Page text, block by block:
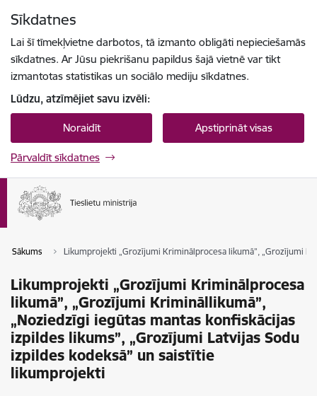
Sīkdatnes
Lai šī tīmekļvietne darbotos, tā izmanto obligāti nepieciešamās
sīkdatnes. Ar Jūsu piekrišanu papildus šajā vietnē var tikt
izmantotas statistikas un sociālo mediju sīkdatnes.
Lūdzu, atzīmējiet savu izvēli:
Noraidīt Apstiprināt visas
Pārvaldīt sīkdatnes
Sākums Likumprojekti „Grozījumi Kriminālprocesa likumā”, „Grozījumi
Likumprojekti „Grozījumi Kriminālprocesa
likumā”, „Grozījumi Krimināllikumā”,
„Noziedzīgi iegūtas mantas konfiskācijas
izpildes likums”, „Grozījumi Latvijas Sodu
izpildes kodeksā” un saistītie
likumprojekti